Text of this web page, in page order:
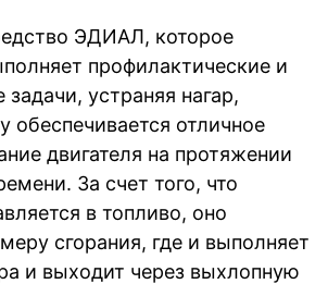
ЭДИАЛ, которое
профилактические и
устраняя нагар,
обеспечивается отличное
двигателя на протяжении
За счет того, что
в топливо, оно
сгорания, где и выполняет
и выходит через выхлопную